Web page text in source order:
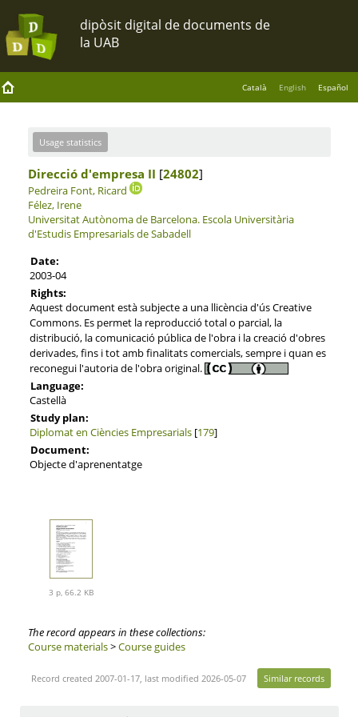
Català English Español
Usage statistics
Direcció d'empresa II [24802]
Pedreira Font, Ricard
Félez, Irene
Universitat Autònoma de Barcelona. Escola Universitària
d'Estudis Empresarials de Sabadell
Date:
2003-04
Rights:
Aquest document està subjecte a una llicència d'ús Creative
Commons. Es permet la reproducció total o parcial, la
distribució, la comunicació pública de l'obra i la creació d'obres
derivades, fins i tot amb finalitats comercials, sempre i quan es
reconegui l'autoria de l'obra original.
Language:
Castellà
Study plan:
Diplomat en Ciències Empresarials[179]
Document:
Objecte d'aprenentatge
3 p, 66.2 KB
The record appears in these collections:
Course materials>Course guides
Record created 2007-01-17, last modified 2026-05-07 Similar records